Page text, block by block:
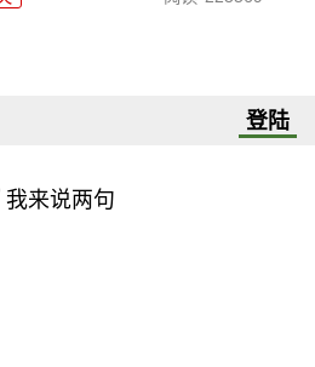
登陆
我来说两句